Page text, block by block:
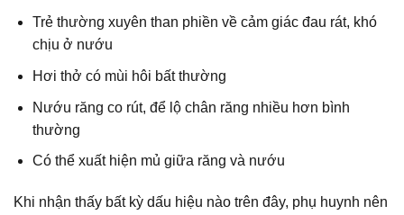
Trẻ thường xuyên than phiền về cảm giác đau rát, khó
chịu ở nướu
Hơi thở có mùi hôi bất thường
Nướu răng co rút, để lộ chân răng nhiều hơn bình
thường
Có thể xuất hiện mủ giữa răng và nướu
Khi nhận thấy bất kỳ dấu hiệu nào trên đây, phụ huynh nên